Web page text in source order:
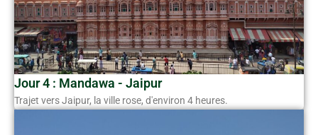
Jour 4 : Mandawa - Jaipur
Trajet vers Jaipur, la ville rose, d'environ 4 heures.